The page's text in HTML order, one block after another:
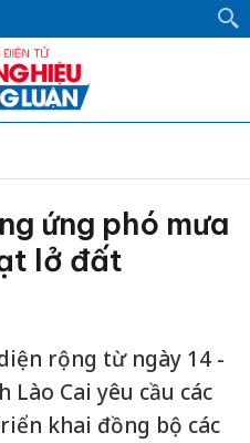
ứng phó mưa
lở đất
rộng từ ngày 14 -
Lào Cai yêu cầu các
khai đồng bộ các